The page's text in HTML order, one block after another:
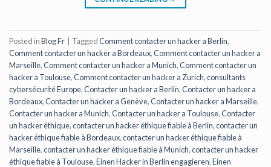
Posted inBlog Fr TaggedComment contacter un hacker a Berlin,
Comment contacter un hacker a Bordeaux,Comment contacter un hacker a
Marseille,Comment contacter un hacker a Munich,Comment contacter un
hacker a Toulouse,Comment contacter un hacker a Zurich,consultants
cybersécurité Europe,Contacter un hacker a Berlin,Contacter un hacker a
Bordeaux,Contacter un hacker a Genève,Contacter un hacker a Marseille,
Contacter un hacker a Munich,Contacter un hacker a Toulouse,Contacter
un hacker éthique,contacter un hacker éthique fiable à Berlin,contacter un
hacker éthique fiable à Bordeaux,contacter un hacker éthique fiable à
Marseille,contacter un hacker éthique fiable à Munich,contacter un hacker
éthique fiable à Toulouse,Einen Hacker in Berlin engagieren,Einen